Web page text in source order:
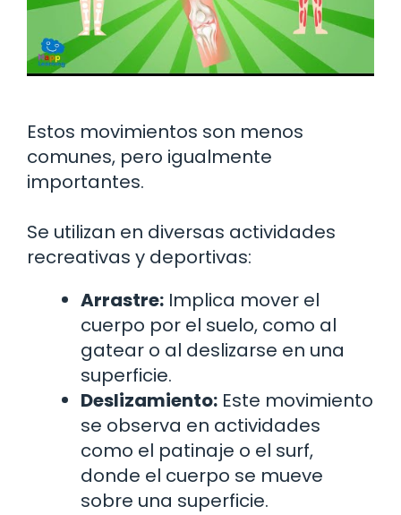
Estos movimientos son menos
comunes, pero igualmente
importantes.
Se utilizan en diversas actividades
recreativas y deportivas:
Arrastre: Implica mover el
cuerpo por el suelo, como al
gatear o al deslizarse en una
superficie.
Deslizamiento: Este movimiento
se observa en actividades
como el patinaje o el surf,
donde el cuerpo se mueve
sobre una superficie.